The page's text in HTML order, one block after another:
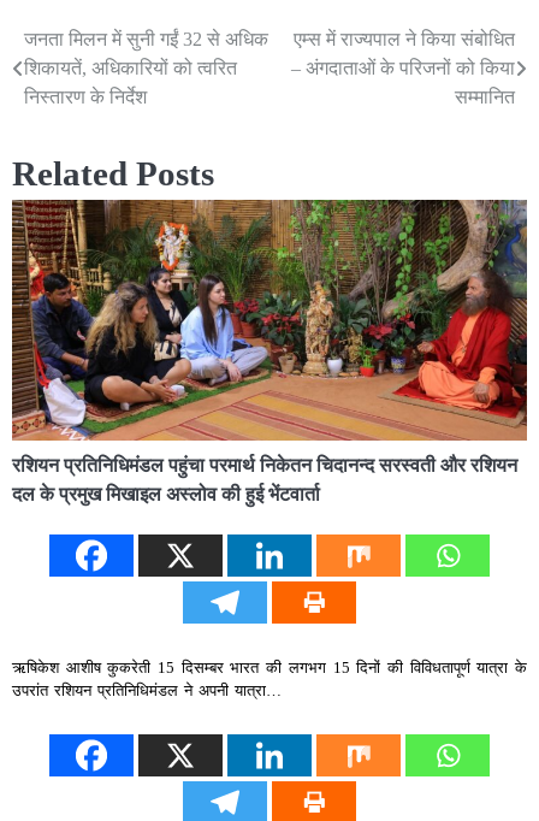
Post
navigation
जनता मिलन में सुनी गईं 32 से अधिक
शिकायतें, अधिकारियों को त्वरित
निस्तारण के निर्देश
एम्स में राज्यपाल ने किया संबोधित
– अंगदाताओं के परिजनों को किया
सम्मानित
Related Posts
रशियन प्रतिनिधिमंडल पहुंचा परमार्थ निकेतन चिदानन्द सरस्वती और रशियन
दल के प्रमुख मिखाइल अस्लोव की हुई भेंटवार्ता
ऋषिकेश आशीष कुकरेती 15 दिसम्बर भारत की लगभग 15 दिनों की विविधतापूर्ण यात्रा के
उपरांत रशियन प्रतिनिधिमंडल ने अपनी यात्रा…